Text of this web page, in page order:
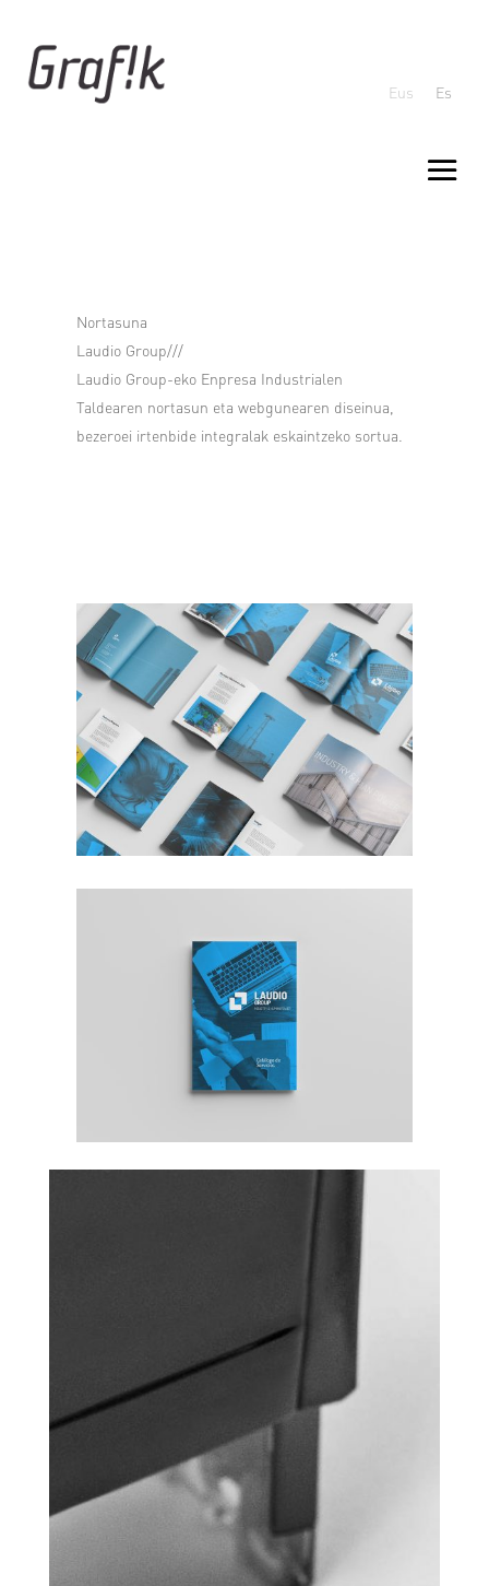
Eus Es
Nortasuna
Laudio Group///
Laudio Group-eko Enpresa Industrialen
Taldearen nortasun eta webgunearen diseinua,
bezeroei irtenbide integralak eskaintzeko sortua.